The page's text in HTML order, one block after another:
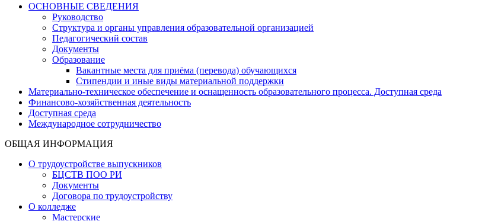
ОСНОВНЫЕ СВЕДЕНИЯ
Руководство
Структура и органы управления образовательной организацией
Педагогический состав
Документы
Образование
Вакантные места для приёма (перевода) обучающихся
Стипендии и иные виды материальной поддержки
Материально-техническое обеспечение и оснащенность образовательного процесса. Доступная среда
Финансово-хозяйственная деятельность
Доступная среда
Международное сотрудничество
ОБЩАЯ ИНФОРМАЦИЯ
О трудоустройстве выпускников
БЦСТВ ПОО РИ
Документы
Договора по трудоустройству
О колледже
Мастерские